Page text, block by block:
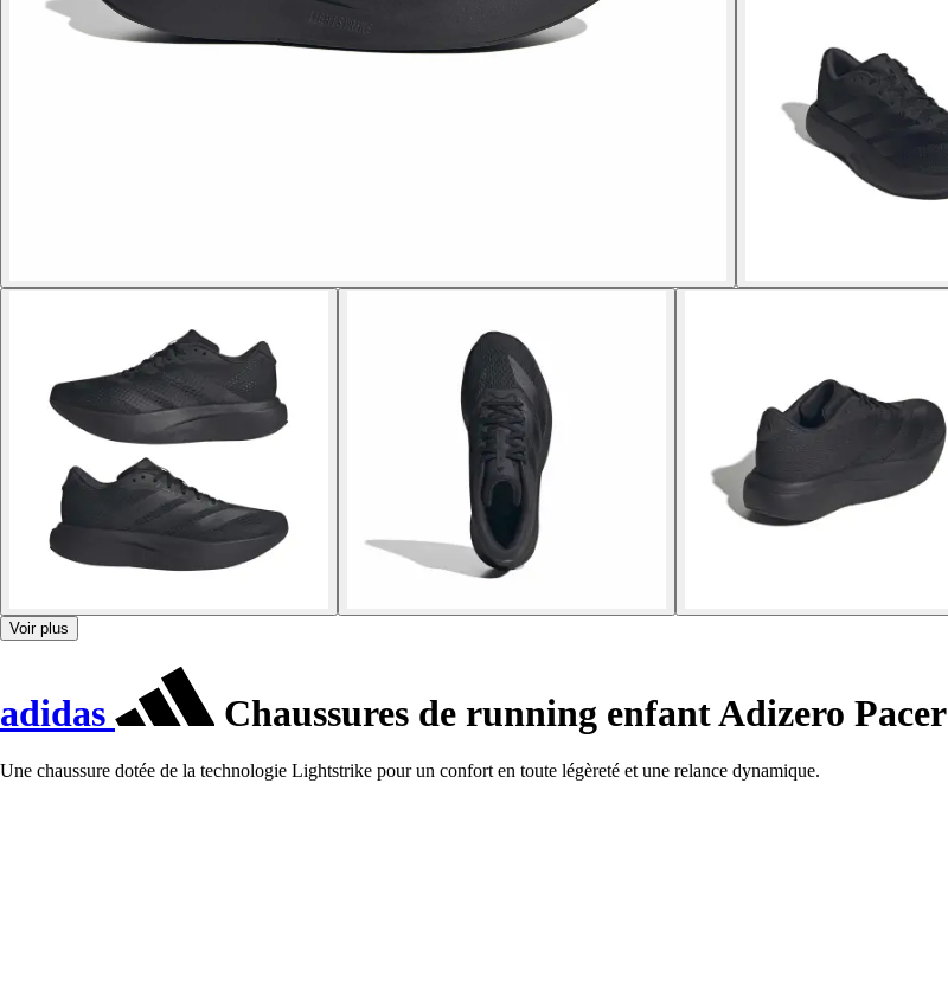
Voir plus
adidas Chaussures de running enfant Adizero Pacer
Une chaussure dotée de la technologie Lightstrike pour un confort en toute légèreté et une relance dynamique.